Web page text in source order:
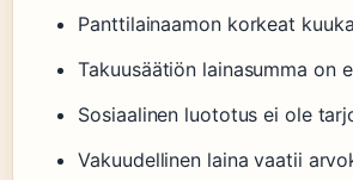
Panttilainaamon korkeat
Takuusäätiön lainasumma on
Sosiaalinen luototus ei ole
Vakuudellinen laina vaatii